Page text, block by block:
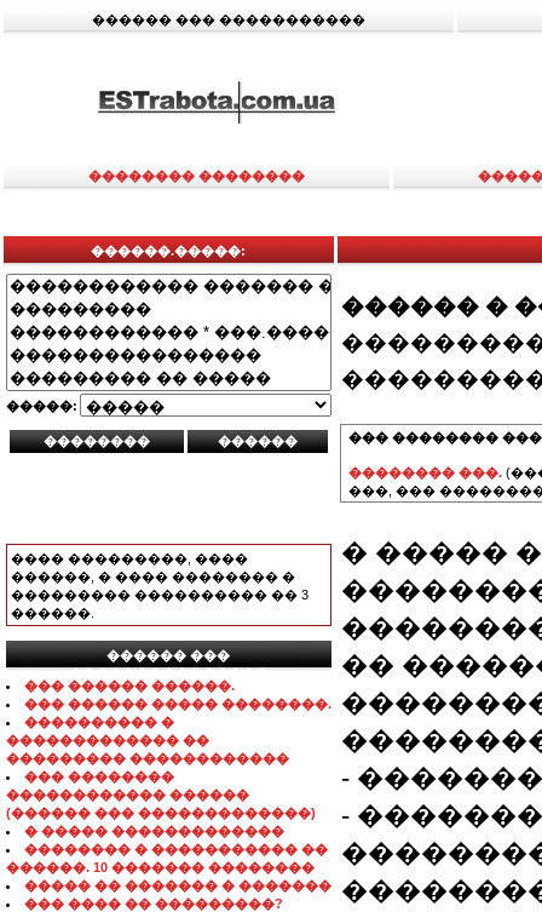
������ ��� �����������
�������� ��������
������.�����:
�����:
���� ���������, ����
������, � ���� �������� �
��������� ���������� �� 3
������.
������ ���
���������������
��� ������ ������.
��� ������ ����� ��������.
���������� �
������������� ��
��������� ������������
��� ��������
������������ ������
(������ ��� �������������)
� ����� �������������
�������� � ����������� ��
������. 10 ������� ��������
����� �� ������� � �������
��� ���� �� ���������?
������ �
��� ��������
�������� ���.
���, ���
� �����
��
-
-